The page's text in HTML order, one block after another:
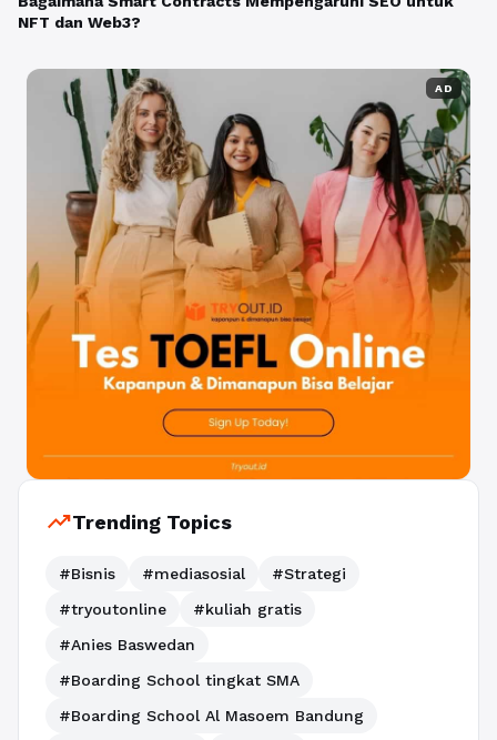
NFT dan Web3?
AD
trending_upTrending Topics
#Bisnis #mediasosial
#Strategi
#tryoutonline
#kuliah gratis
#Anies Baswedan
#Boarding School tingkat SMA
#Boarding School Al Masoem Bandung